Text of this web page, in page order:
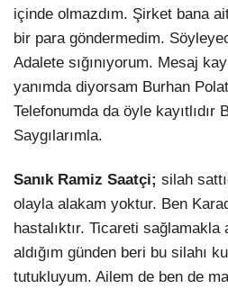
içinde olmazdım. Şirket bana
bir para göndermedim.
Adalete sığınıyorum. Mesaj
yanımda diyorsam Burhan
Telefonumda da öyle kayıtlıdır
Saygılarımla.
Sanık Ramiz Saatçi; silah
olayla alakam yoktur. Ben
hastalıktır. Ticareti
aldığım günden beri bu silahı
tutukluyum. Ailem de ben de